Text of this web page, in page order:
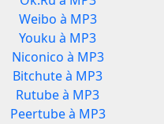
Weibo à MP3
Youku à MP3
Niconico à MP3
Bitchute à MP3
Rutube à MP3
Peertube à MP3